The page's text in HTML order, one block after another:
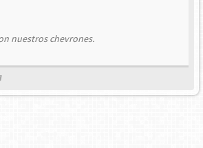
nuestros chevrones.